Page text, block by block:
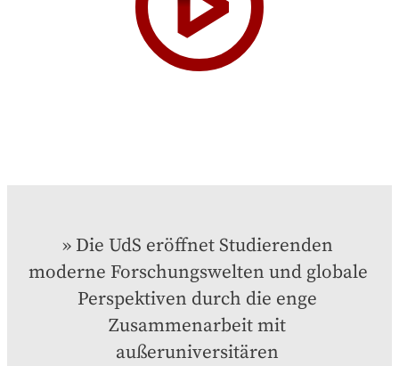
Die UdS eröffnet Studierenden
moderne Forschungswelten und globale
Perspektiven durch die enge
Zusammenarbeit mit
außeruniversitären